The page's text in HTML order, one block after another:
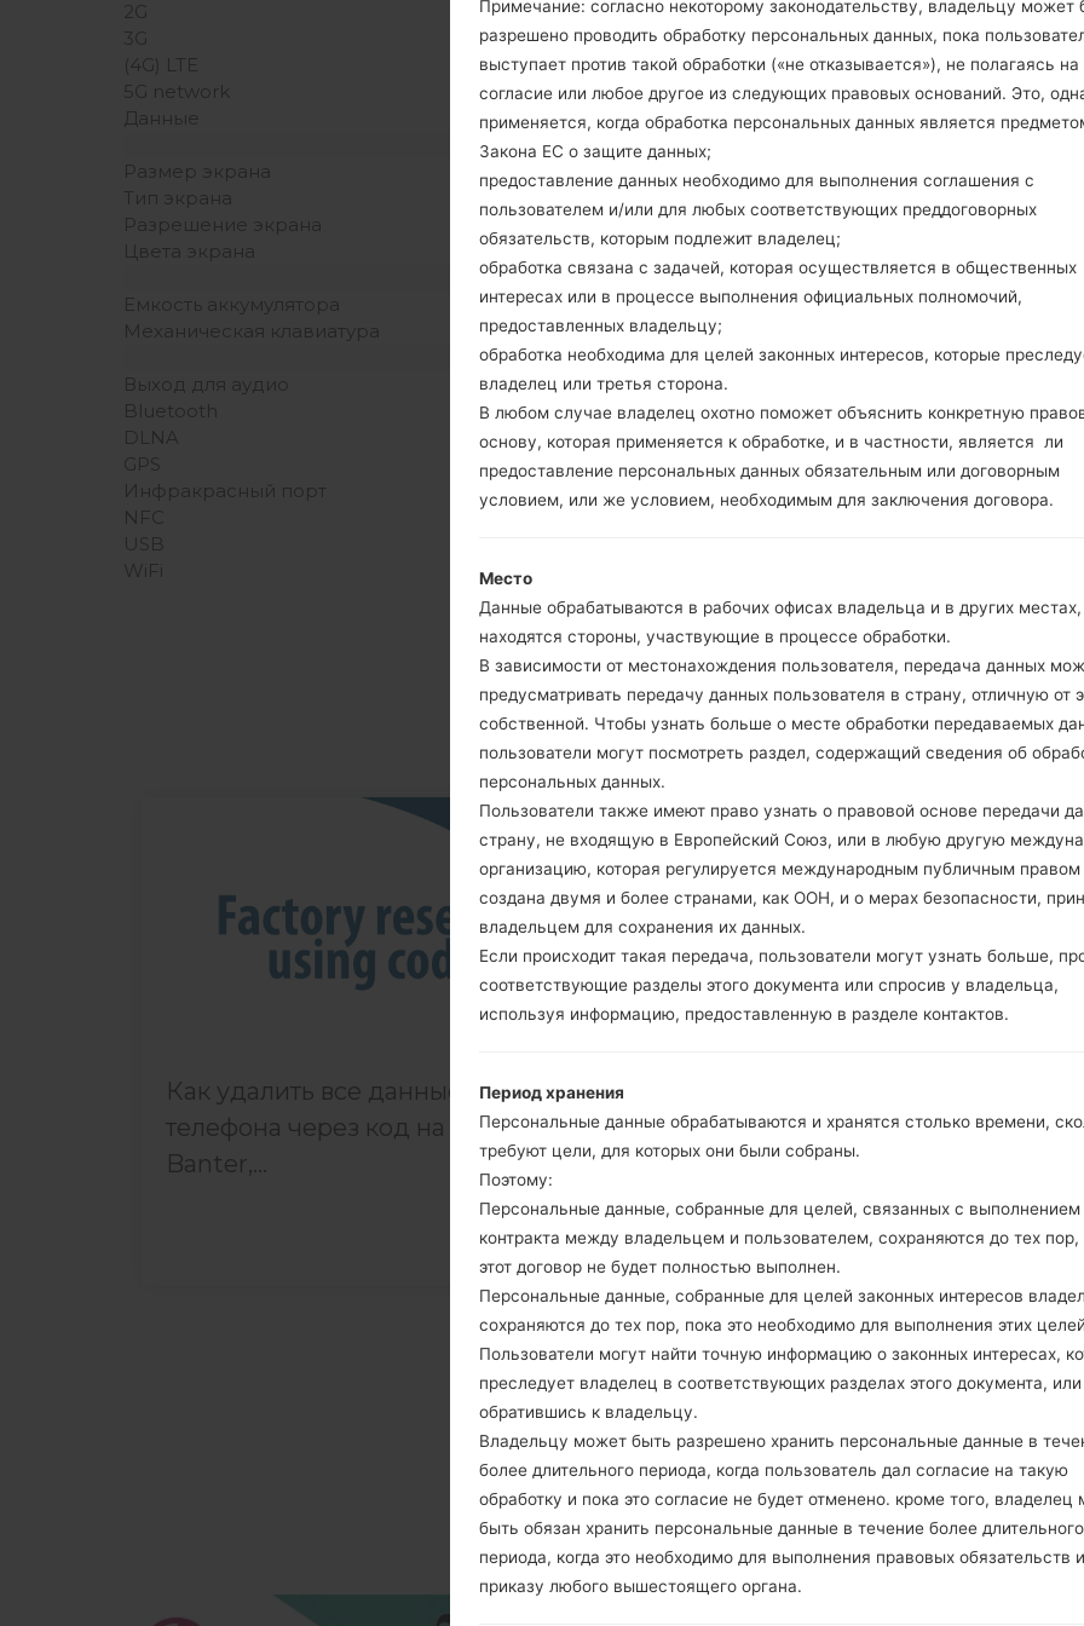
2G
GSM 900/1800/1900 MHz
3G
-
(4G) LTE
-
5G network
-
Данные
-
Размер экрана
1.5 in
Тип экрана
Разрешение экрана
128 x 128 пикселей (~121
Цвета экрана
65K цветов
Аккумулятор и клавиатура
Емкость аккумулятора
Съемный Li-Ion 750 mAh
Механическая клавиатура
Интерфейсы
Выход для аудио
Bluetooth
-
DLNA
Нет
GPS
-
Инфракрасный порт
Нет
NFC
USB
WiFi
Cтатьи
05
Как удалить все данные с
телефона через код на LG
Banter,...
Видео
Примечание: согласно некоторому законодательству, владельцу может
разрешено проводить обработку персональных данных, пока
выступает против такой обработки («не отказывается»), не полагаясь на
согласие или любое другое из следующих правовых оснований. Это,
применяется, когда обработка персональных данных является
Закона ЕС о защите данных;
предоставление данных необходимо для выполнения соглашения с
пользователем и/или для любых соответствующих преддоговорных
обязательств, которым подлежит владелец;
обработка связана с задачей, которая осуществляется в общественных
интересах или в процессе выполнения официальных полномочий,
предоставленных владельцу;
обработка необходима для целей законных интересов, которые
владелец или третья сторона.
В любом случае владелец охотно поможет объяснить конкретную
основу, которая применяется к обработке, и в частности, является ли
предоставление персональных данных обязательным или договорным
условием, или же условием, необходимым для заключения договора.
Место
Данные обрабатываются в рабочих офисах владельца и в других местах,
находятся стороны, участвующие в процессе обработки.
В зависимости от местонахождения пользователя, передача данных
предусматривать передачу данных пользователя в страну, отличную от
собственной. Чтобы узнать больше о месте обработки передаваемых
пользователи могут посмотреть раздел, содержащий сведения об
персональных данных.
Пользователи также имеют право узнать о правовой основе передачи
страну, не входящую в Европейский Союз, или в любую другую
организацию, которая регулируется международным публичным правом
создана двумя и более странами, как ООН, и о мерах безопасности,
владельцем для сохранения их данных.
Если происходит такая передача, пользователи могут узнать больше,
соответствующие разделы этого документа или спросив у владельца,
используя информацию, предоставленную в разделе контактов.
Период хранения
Персональные данные обрабатываются и хранятся столько времени,
требуют цели, для которых они были собраны.
Поэтому:
Персональные данные, собранные для целей, связанных с выполнением
контракта между владельцем и пользователем, сохраняются до тех пор,
этот договор не будет полностью выполнен.
Персональные данные, собранные для целей законных интересов
сохраняются до тех пор, пока это необходимо для выполнения этих
Пользователи могут найти точную информацию о законных интересах,
преследует владелец в соответствующих разделах этого документа, или
обратившись к владельцу.
Владельцу может быть разрешено хранить персональные данные в
более длительного периода, когда пользователь дал согласие на такую
обработку и пока это согласие не будет отменено. кроме того, владелец
быть обязан хранить персональные данные в течение более длительного
периода, когда это необходимо для выполнения правовых обязательств
приказу любого вышестоящего органа.